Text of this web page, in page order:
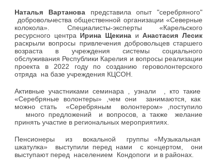
Наталья Вартанова представила опыт "серебряного"
добровольчества общественной организации «Северные
колокола». Специалисты-эксперты «Карельского
ресурсного центра Ирина Щекина иАнастасия Лесик
раскрыли вопросы привлечения добровольцев старшего
возраста в учреждения системы социального
обслуживания Республики Карелия и вопросы реализации
проекта в 2022 году по созданию героволонтерского
отряда
на базе учреждения КЦСОН.
Активные участниками семинара , узнали
, кто такие
«Серебряные волонтеры» ,чем они
занимаются, как
можно стать
«Серебряным
волонтером» ,поступило
много предложений
и вопросов, а также
желание
принять участие в региональных мероприятиях.
Пенсионеры из вокальной
группы «Музыкальная
шкатулка»
выступили перед нами с концертом,
они
выступают перед
населением Кондопоги и в районах.